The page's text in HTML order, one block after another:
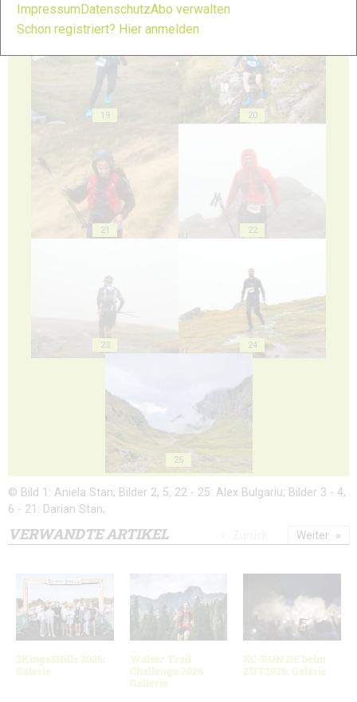
19 20
21 22
23 24
25
© Bild 1: Aniela Stan; Bilder 2, 5, 22 - 25: Alex Bulgariu; Bilder 3 - 4,
6 - 21: Darian Stan;
VERWANDTE ARTIKEL
3Kings3Hills 2026:
Galerie
Walser Trail
Challenge 2026
Gallerie
XC-RUN.DE beim
ZUT2026: Galerie
Weiter
ImpressumDatenschutzAbo verwalten
Schon registriert? Hier anmelden